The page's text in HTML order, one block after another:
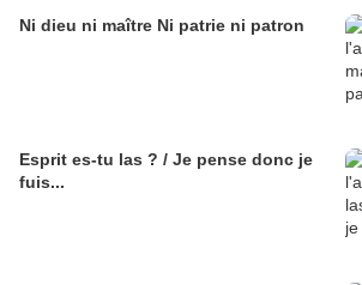
Ni dieu ni maître Ni patrie ni patron
Esprit es-tu las ? / Je pense donc je
fuis...